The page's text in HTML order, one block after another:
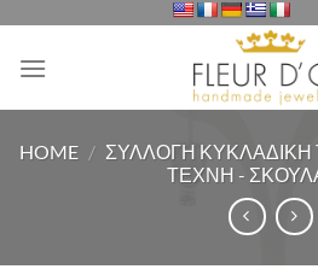
περιεχόμενο
HOME / ΣΥΛΛΟΓΗ
ΤΕΧΝΗ -